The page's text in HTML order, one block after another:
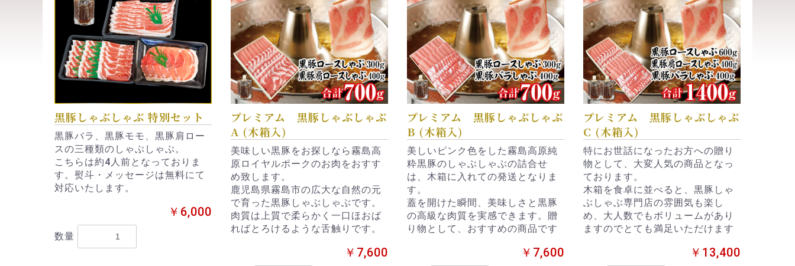
黒豚しゃぶしゃぶ 特別セット
黒豚バラ、黒豚モモ、黒豚肩ロー
スの三種類のしゃぶしゃぶ。
こちらは約4人前となっておりま
す。熨斗・メッセージは無料にて
対応いたします。
￥6,000
数量
プレミアム 黒豚しゃぶしゃぶ
A (木箱入)
美味しい黒豚をお探しなら霧島高
原ロイヤルポークのお肉をおすす
め致します。
鹿児島県霧島市の広大な自然の元
で育った黒豚しゃぶしゃぶです。
肉質は上質で柔らかく一口ほおば
ればとろけるような舌触りです。
￥7,600
プレミアム 黒豚しゃぶしゃぶ
B (木箱入)
美しいピンク色をした霧島高原純
粋黒豚のしゃぶしゃぶの詰合せ
は、木箱に入れての発送となりま
す。
蓋を開けた瞬間、美味しさと黒豚
の高級な肉質を実感できます。贈
り物として、おすすめの商品です
￥7,600
プレミアム 黒豚しゃぶしゃぶ
C (木箱入)
特にお世話になったお方への贈り
物として、大変人気の商品となっ
ております。
木箱を食卓に並べると、黒豚しゃ
ぶしゃぶ専門店の雰囲気も楽し
め、大人数でもボリュームがあり
ますのでとても満足いただけます
￥13,400